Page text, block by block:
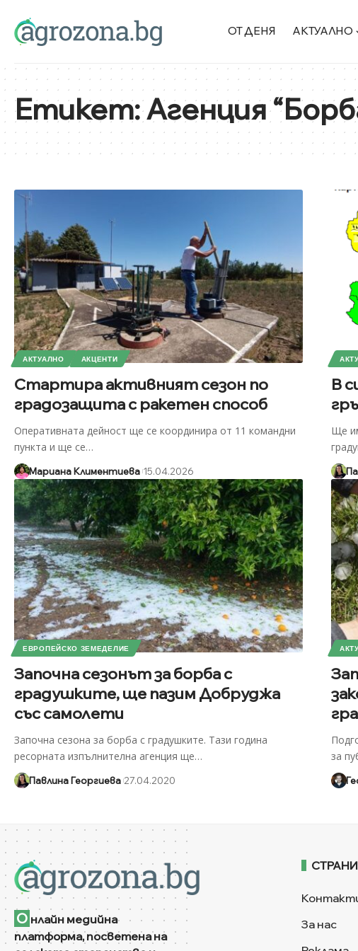
ОТ ДЕНЯ АКТУАЛНО
Етикет:Агенция
АКТУАЛНО АКЦЕНТИ
Стартира активният сезон по
градозащита с ракетен способ
Оперативната дейност ще се координира от 11 командни
пункта и ще се…
Мариана Климентиева 15.04.2026
В
Ще
ЕВРОПЕЙСКО ЗЕМЕДЕЛИЕ
Започна сезонът за борба с
градушките, ще пазим Добруджа
със самолети
Започна сезона за борба с градушките. Тази година
ресорната изпълнителна агенция ще…
Павлина Георгиева 27.04.2020
за
О нлайн медийна
платформа, посветена на
За нас